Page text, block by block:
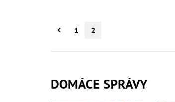
1 2
DOMÁCE SPRÁVY